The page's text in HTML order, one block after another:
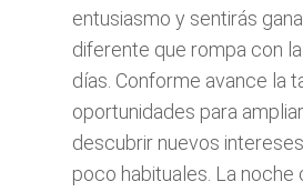
entusiasmo y sentirás
diferente que rompa con
días. Conforme avance la
oportunidades para
descubrir nuevos
poco habituales. La